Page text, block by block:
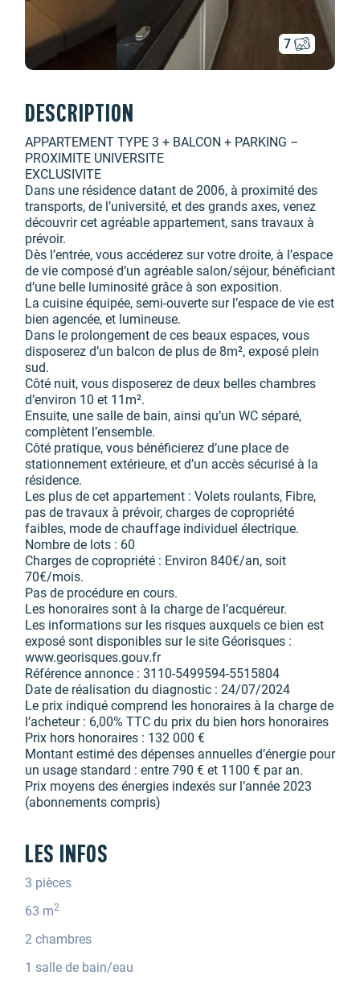
7
DESCRIPTION
APPARTEMENT TYPE 3 + BALCON + PARKING –
PROXIMITE UNIVERSITE
EXCLUSIVITE
Dans une résidence datant de 2006, à proximité des
transports, de l’université, et des grands axes, venez
découvrir cet agréable appartement, sans travaux à
prévoir.
Dès l’entrée, vous accéderez sur votre droite, à l’espace
de vie composé d’un agréable salon/séjour, bénéficiant
d’une belle luminosité grâce à son exposition.
La cuisine équipée, semi-ouverte sur l’espace de vie est
bien agencée, et lumineuse.
Dans le prolongement de ces beaux espaces, vous
disposerez d’un balcon de plus de 8m², exposé plein
sud.
Côté nuit, vous disposerez de deux belles chambres
d’environ 10 et 11m².
Ensuite, une salle de bain, ainsi qu’un WC séparé,
complètent l’ensemble.
Côté pratique, vous bénéficierez d’une place de
stationnement extérieure, et d’un accès sécurisé à la
résidence.
Les plus de cet appartement : Volets roulants, Fibre,
pas de travaux à prévoir, charges de copropriété
faibles, mode de chauffage individuel électrique.
Nombre de lots : 60
Charges de copropriété : Environ 840€/an, soit
70€/mois.
Pas de procédure en cours.
Les honoraires sont à la charge de l’acquéreur.
Les informations sur les risques auxquels ce bien est
exposé sont disponibles sur le site Géorisques :
www.georisques.gouv.fr
Référence annonce : 3110-5499594-5515804
Date de réalisation du diagnostic : 24/07/2024
Le prix indiqué comprend les honoraires à la charge de
l’acheteur : 6,00% TTC du prix du bien hors honoraires
Prix hors honoraires : 132 000 €
Montant estimé des dépenses annuelles d’énergie pour
un usage standard : entre 790 € et 1100 € par an.
Prix moyens des énergies indexés sur l’année 2023
(abonnements compris)
LES INFOS
3 pièces
63 m2
2 chambres
1 salle de bain/eau